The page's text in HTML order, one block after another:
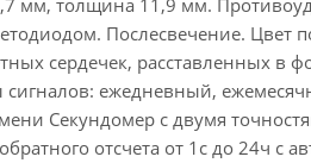
мм, толщина 11,9 мм.
Послесвечение. Цвет
сердечек, расставленных в
сигналов: ежедневный,
Секундомер с двумя
отсчета от 1с до 24ч